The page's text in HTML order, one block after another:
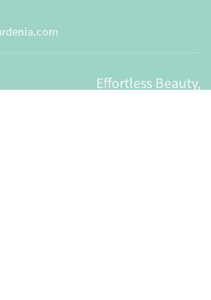
Effortless Beauty,